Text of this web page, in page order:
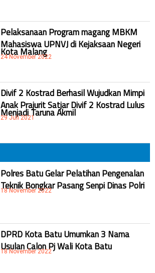
Pelaksanaan Program magang MBKM
Mahasiswa UPNVJ di Kejaksaan Negeri
Kota Malang
24 November 2022
Divif 2 Kostrad Berhasil Wujudkan Mimpi
Anak Prajurit Satjar Divif 2 Kostrad Lulus
Menjadi Taruna Akmil
29 Juli 2021
Polres Batu Gelar Pelatihan Pengenalan
Teknik Bongkar Pasang Senpi Dinas Polri
18 November 2022
DPRD Kota Batu Umumkan 3 Nama
Usulan Calon Pj Wali Kota Batu
18 November 2022